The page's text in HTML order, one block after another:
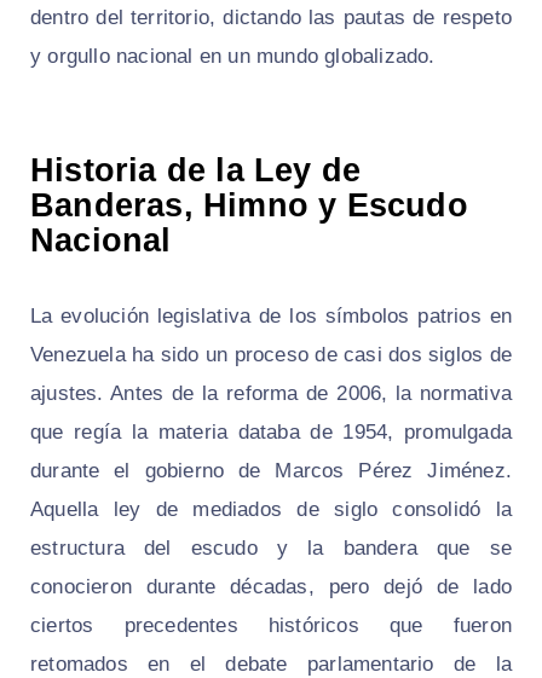
dentro del territorio, dictando las pautas de respeto
y orgullo nacional en un mundo globalizado.
Historia de la Ley de
Banderas, Himno y Escudo
Nacional
La evolución legislativa de los símbolos patrios en
Venezuela ha sido un proceso de casi dos siglos de
ajustes. Antes de la reforma de 2006, la normativa
que regía la materia databa de 1954, promulgada
durante el gobierno de Marcos Pérez Jiménez.
Aquella ley de mediados de siglo consolidó la
estructura del escudo y la bandera que se
conocieron durante décadas, pero dejó de lado
ciertos precedentes históricos que fueron
retomados en el debate parlamentario de la